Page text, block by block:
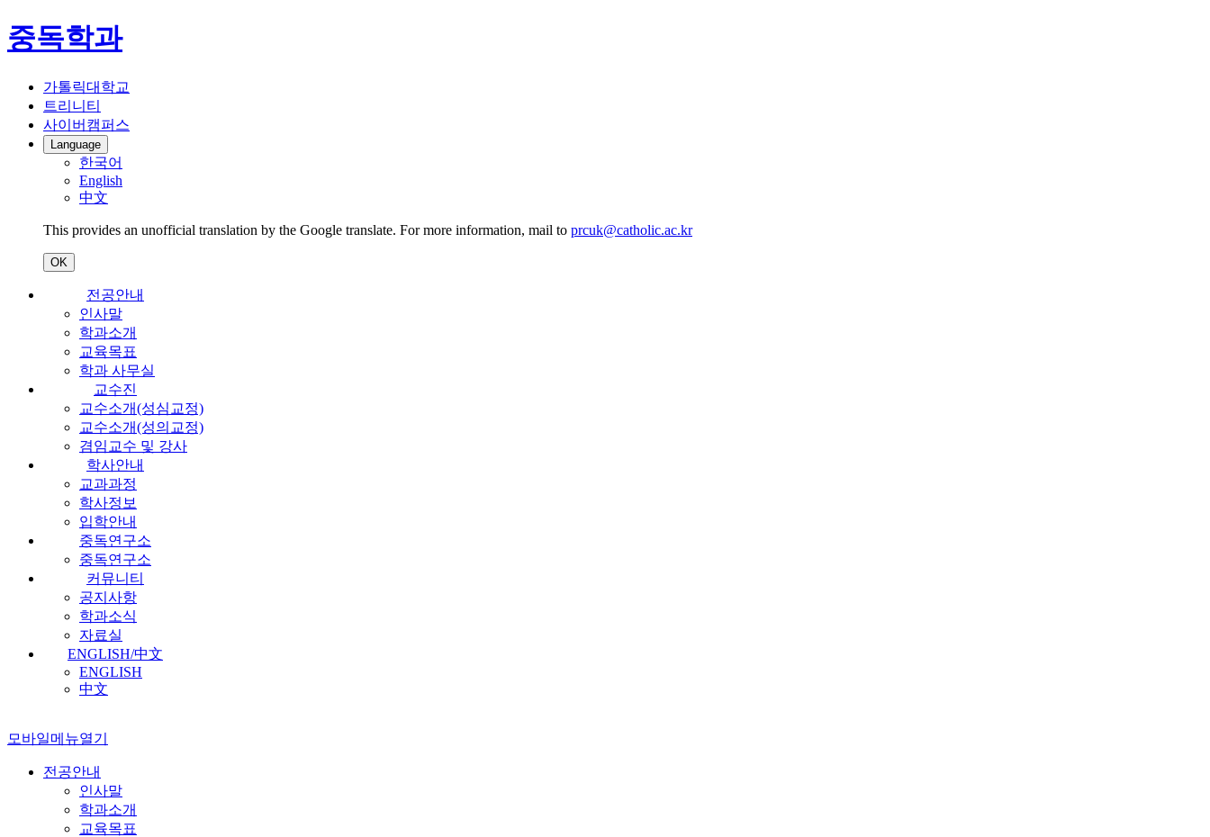
중독학과
가톨릭대학교
트리니티
사이버캠퍼스
Language
한국어
English
中文
This provides an unofficial translation by the Google translate. For more information, mail to prcuk@catholic.ac.kr
OK
전공안내
인사말
학과소개
교육목표
학과 사무실
교수진
교수소개(성심교정)
교수소개(성의교정)
겸임교수 및 강사
학사안내
교과과정
학사정보
입학안내
중독연구소
중독연구소
커뮤니티
공지사항
학과소식
자료실
ENGLISH/中文
ENGLISH
中文
모바일메뉴열기
전공안내
인사말
학과소개
교육목표